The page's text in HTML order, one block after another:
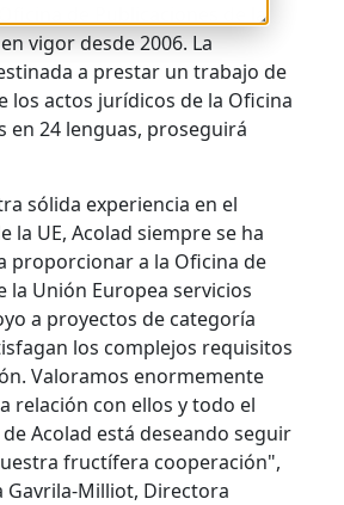
a nivel global
acción
datos fiables
gran escala
de IA
datos de calidad
inteligente y escalable
con IA para marcas
eficiencia, escala y calidad
freelance
nuestra red global
de Publicaciones de la
vigor desde 2006. La
a prestar un trabajo de
los actos jurídicos de la Oficina
en 24 lenguas, proseguirá
sólida experiencia en el
la UE, Acolad siempre se ha
proporcionar a la Oficina de
la Unión Europea servicios
a proyectos de categoría
los complejos requisitos
Valoramos enormemente
relación con ellos y todo el
Acolad está deseando seguir
fructífera cooperación",
Gavrila-Milliot, Directora